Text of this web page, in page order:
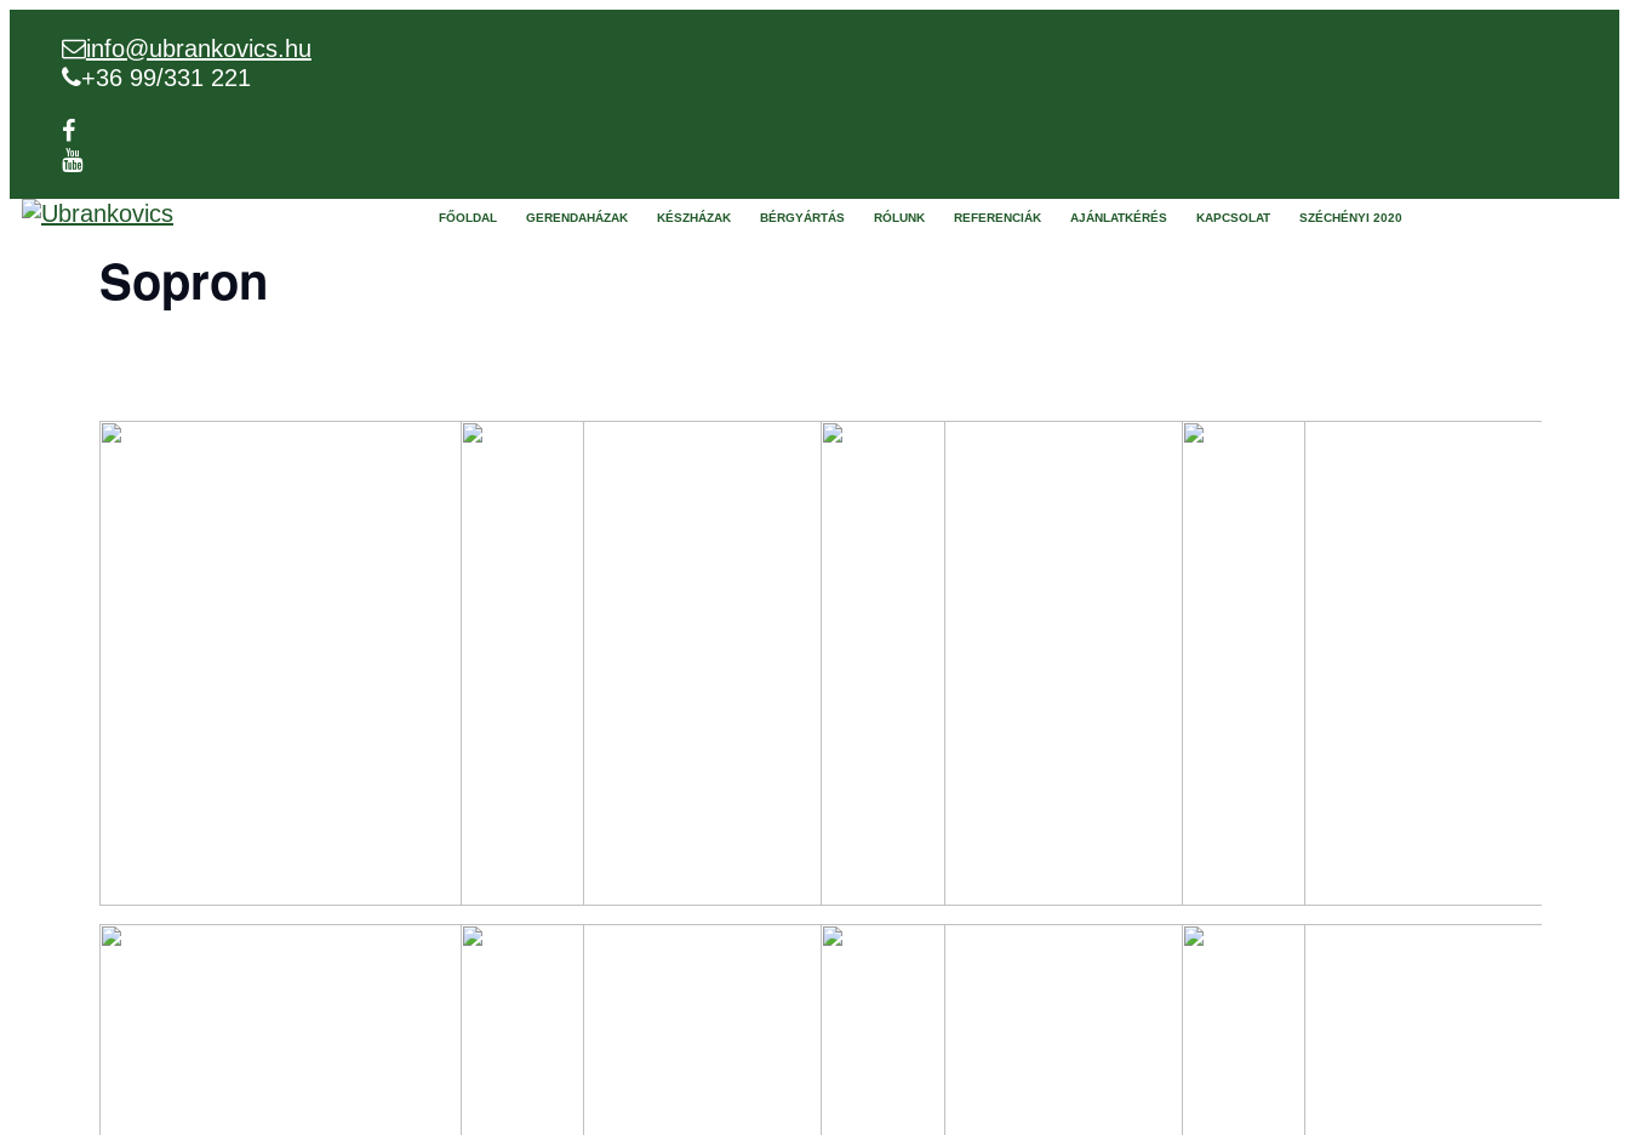
info@ubrankovics.hu
+36 99/331 221
FŐOLDAL GERENDAHÁZAK KÉSZHÁZAK BÉRGYÁRTÁS RÓLUNK REFERENCIÁK AJÁNLATKÉRÉS KAPCSOLAT SZÉCHÉNYI 2020
Sopron